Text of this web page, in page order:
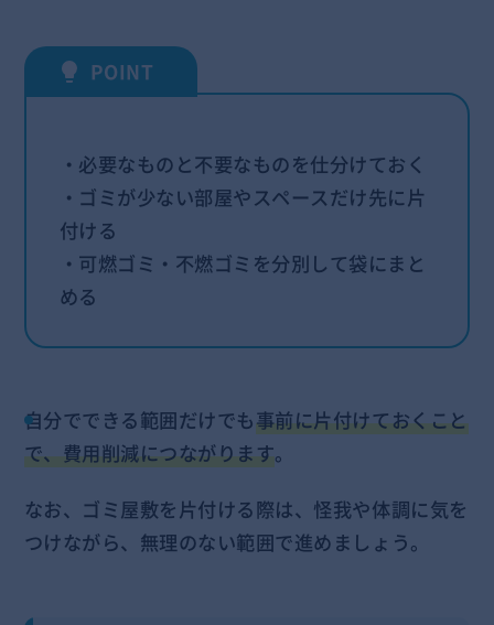
・必要なものと不要なものを仕分けておく
・ゴミが少ない部屋やスペースだけ先に片
付ける
・可燃ゴミ・不燃ゴミを分別して袋にまと
める
自分でできる範囲だけでも事前に片付けておくこと
で、費用削減につながります。
なお、ゴミ屋敷を片付ける際は、怪我や体調に気を
つけながら、無理のない範囲で進めましょう。